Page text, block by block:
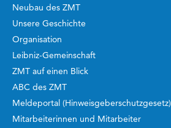
Neubau des ZMT
Unsere Geschichte
Organisation
Leibniz-Gemeinschaft
ZMT auf einen Blick
ABC des ZMT
Meldeportal (Hinweisgeberschutzgesetz)
Mitarbeiterinnen und Mitarbeiter